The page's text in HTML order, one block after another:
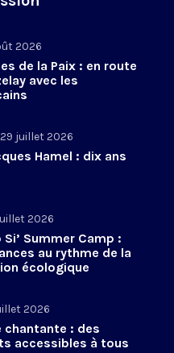
2026
de la Paix : en route
avec les
juillet 2026
Hamel : dix ans
2026
Summer Camp :
au rythme de la
écologique
2026
chantante : des
accessibles à tous